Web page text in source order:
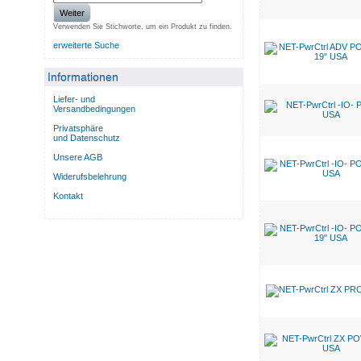
Weiter
Verwenden Sie Stichworte, um ein Produkt zu finden.
erweiterte Suche
Informationen
Liefer- und
Versandbedingungen
Privatsphäre
und Datenschutz
Unsere AGB
Widerufsbelehrung
Kontakt